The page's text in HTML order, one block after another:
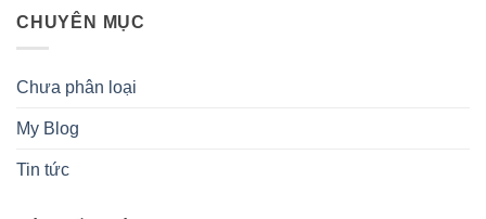
CHUYÊN MỤC
Chưa phân loại
My Blog
Tin tức